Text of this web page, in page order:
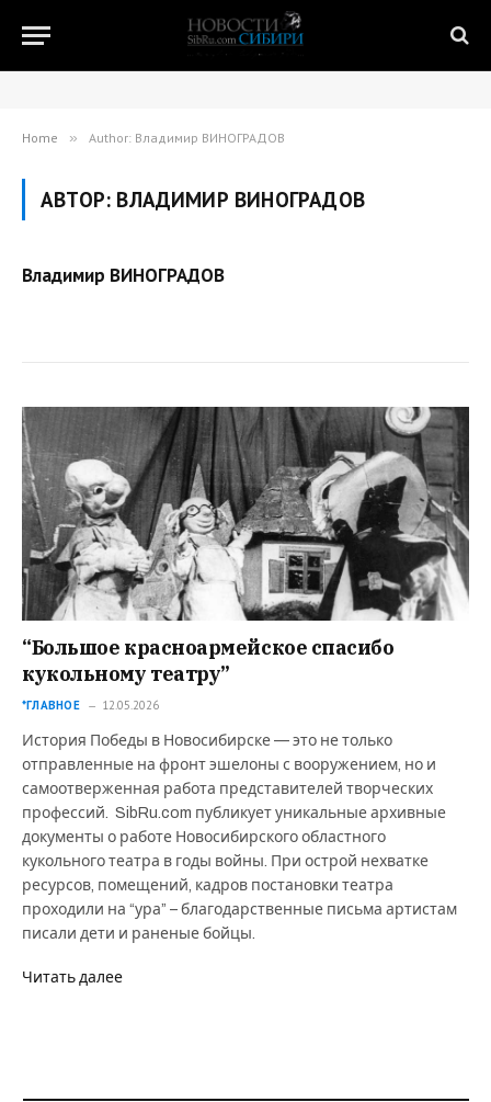
Home » Author: Владимир ВИНОГРАДОВ
АВТОР: ВЛАДИМИР ВИНОГРАДОВ
Владимир ВИНОГРАДОВ
“Большое красноармейское спасибо
кукольному театру”
*ГЛАВНОЕ 12.05.2026
История Победы в Новосибирске — это не только
отправленные на фронт эшелоны с вооружением, но и
самоотверженная работа представителей творческих
профессий. SibRu.com публикует уникальные архивные
документы о работе Новосибирского областного
кукольного театра в годы войны. При острой нехватке
ресурсов, помещений, кадров постановки театра
проходили на “ура” – благодарственные письма артистам
писали дети и раненые бойцы.
Читать далее